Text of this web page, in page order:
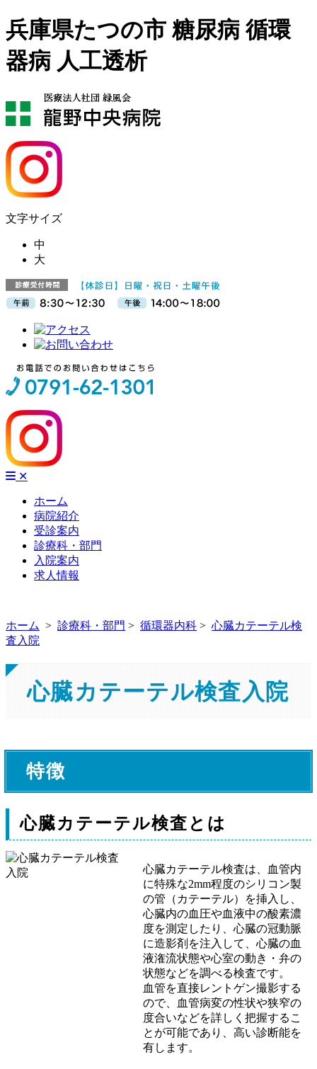
兵庫県たつの市 糖尿病 循環
器病 人工透析
文字サイズ
中
大
✕
ホーム
病院紹介
受診案内
診療科・部門
入院案内
求人情報
ホーム > 診療科・部門 > 循環器内科 > 心臓カテーテル検
査入院
心臓カテーテル検査入院
特徴
心臓カテーテル検査とは
心臓カテーテル検査は、血管内
に特殊な2mm程度のシリコン製
の管（カテーテル）を挿入し、
心臓内の血圧や血液中の酸素濃
度を測定したり、心臓の冠動脈
に造影剤を注入して、心臓の血
液潅流状態や心室の動き・弁の
状態などを調べる検査です。
血管を直接レントゲン撮影する
ので、血管病変の性状や狭窄の
度合いなどを詳しく把握するこ
とが可能であり、高い診断能を
有します。